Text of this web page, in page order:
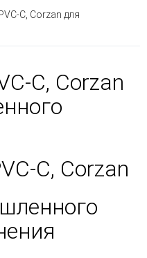
C, Corzan для
C, Corzan
C, Corzan